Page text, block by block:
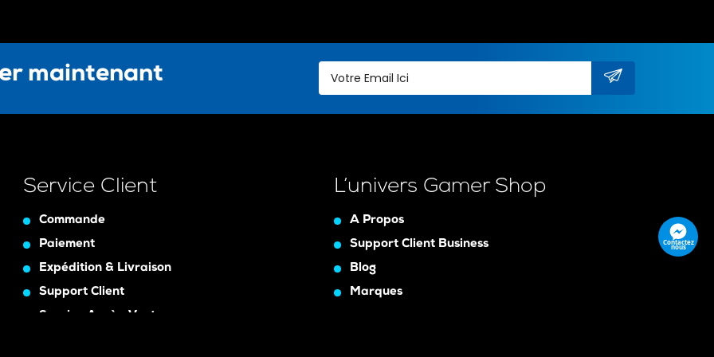
maintenant
Service Client
Commande
Paiement
Expédition & Livraison
Support Client
Service Après-Vente
L’univers Gamer Shop
A Propos
Support Client Business
Blog
Marques
Contactez
nous